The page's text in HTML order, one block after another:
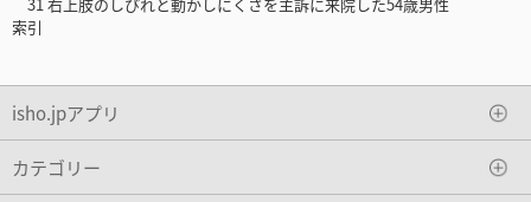
索引
isho.jpアプリ
カテゴリー